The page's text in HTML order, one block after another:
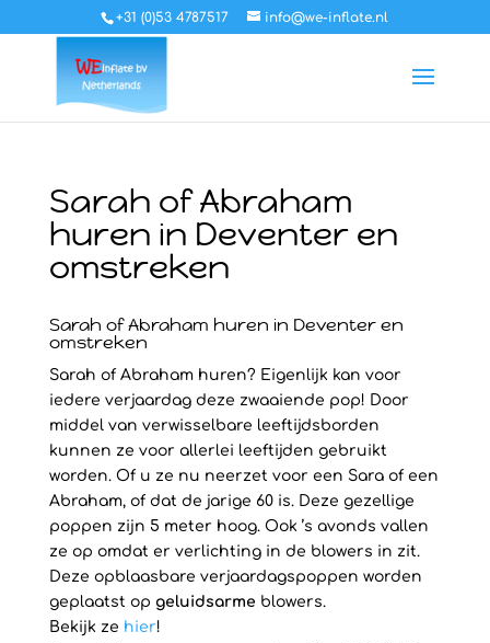
+31 (0)53 4787517 info@we-inflate.nl
Sarah of Abraham
huren in Deventer en
omstreken
Sarah of Abraham huren in Deventer en
omstreken
Sarah of Abraham huren? Eigenlijk kan voor
iedere verjaardag deze zwaaiende pop! Door
middel van verwisselbare leeftijdsborden
kunnen ze voor allerlei leeftijden gebruikt
worden. Of u ze nu neerzet voor een Sara of een
Abraham, of dat de jarige 60 is. Deze gezellige
poppen zijn 5 meter hoog. Ook ’s avonds vallen
ze op omdat er verlichting in de blowers in zit.
Deze opblaasbare verjaardagspoppen worden
geplaatst op geluidsarme blowers.
Bekijk ze hier!